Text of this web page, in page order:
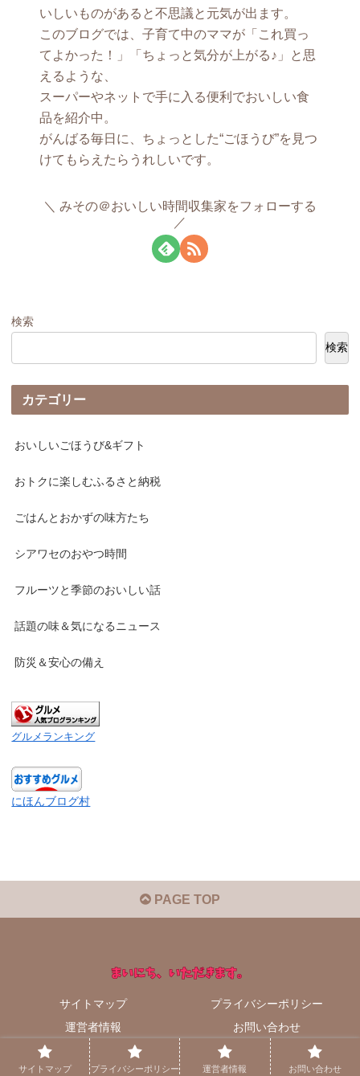
いしいものがあると不思議と元気が出ます。
このブログでは、子育て中のママが「これ買っ
てよかった！」「ちょっと気分が上がる♪」と思
えるような、
スーパーやネットで手に入る便利でおいしい食
品を紹介中。
がんばる毎日に、ちょっとした“ごほうび”を見つ
けてもらえたらうれしいです。
みその＠おいしい時間収集家をフォローする
検索
検索
カテゴリー
おいしいごほうび&ギフト
おトクに楽しむふるさと納税
ごはんとおかずの味方たち
シアワセのおやつ時間
フルーツと季節のおいしい話
話題の味＆気になるニュース
防災＆安心の備え
グルメランキング
にほんブログ村
PAGE TOP
サイトマップ
プライバシーポリシー
運営者情報
お問い合わせ
© 2024 まいにち、いただきます。.
サイトマップ プライバシーポリシー 運営者情報 お問い合わせ